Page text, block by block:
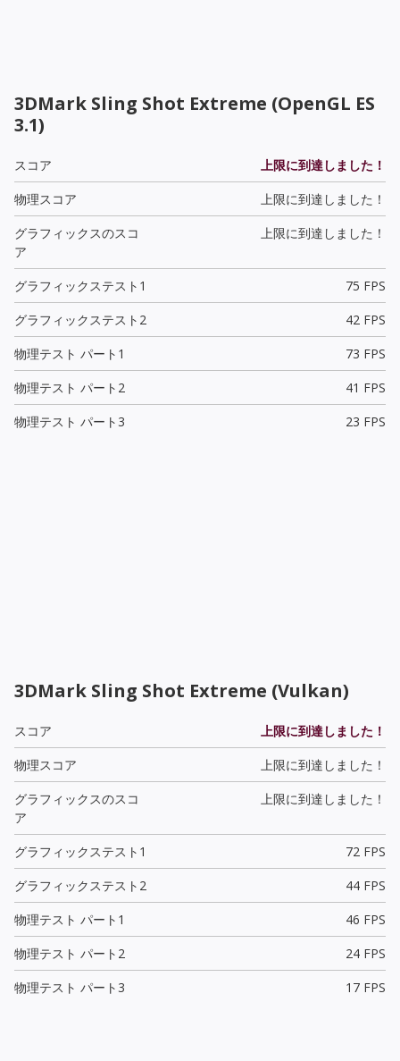
3DMark Sling Shot Extreme (OpenGL ES
3.1)
スコア
上限に到達しました！
物理スコア
上限に到達しました！
グラフィックスのスコ
ア
上限に到達しました！
グラフィックステスト1
75 FPS
グラフィックステスト2
42 FPS
物理テスト パート1
73 FPS
物理テスト パート2
41 FPS
物理テスト パート3
23 FPS
3DMark Sling Shot Extreme (Vulkan)
スコア
上限に到達しました！
物理スコア
上限に到達しました！
グラフィックスのスコ
ア
上限に到達しました！
グラフィックステスト1
72 FPS
グラフィックステスト2
44 FPS
物理テスト パート1
46 FPS
物理テスト パート2
24 FPS
物理テスト パート3
17 FPS